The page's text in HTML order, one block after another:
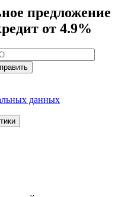
предложение
от 4.9%
данных